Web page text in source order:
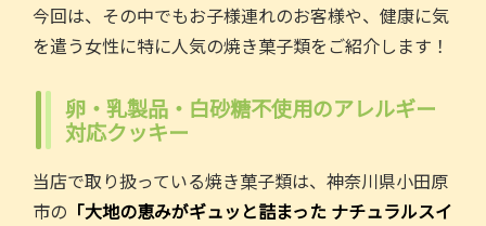
今回は、その中でもお子様連れのお客様や、健康に気
を遣う女性に特に人気の焼き菓子類をご紹介します！
卵・乳製品・白砂糖不使用のアレルギー
対応クッキー
当店で取り扱っている焼き菓子類は、神奈川県小田原
市の 「大地の恵みがギュッと詰まった ナチュラルスイ